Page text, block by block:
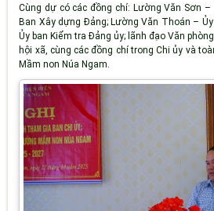
Cùng dự có các đồng chí: Lường Văn Sơn
Ban Xây dựng Đảng; Lường Văn Thoán –
Ủy ban Kiểm tra Đảng ủy; lãnh đạo Văn
hội xã, cùng các đồng chí trong Chi ủy và
Mầm non Núa Ngam.